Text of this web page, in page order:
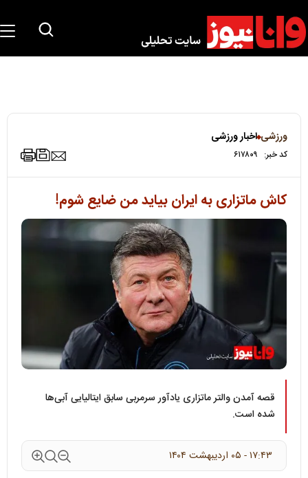
ورزشی اخبار ورزشی
کد خبر: ۶۱۷۸۰۹
کاش ماتزاری به ایران بیاید من ضایع شوم!
قصه آمدن والتر ماتزاری یادآور سرمربی سابق ایتالیایی آبی‌ها
شده است.
۱۷:۴۳ - ۰۵ ارديبهشت ۱۴۰۴